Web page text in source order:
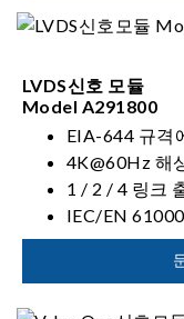
LVDS신호 모듈
Model A291800
EIA-644 규격
4K@60Hz 해
1 / 2 / 4 링크
IEC/EN
수